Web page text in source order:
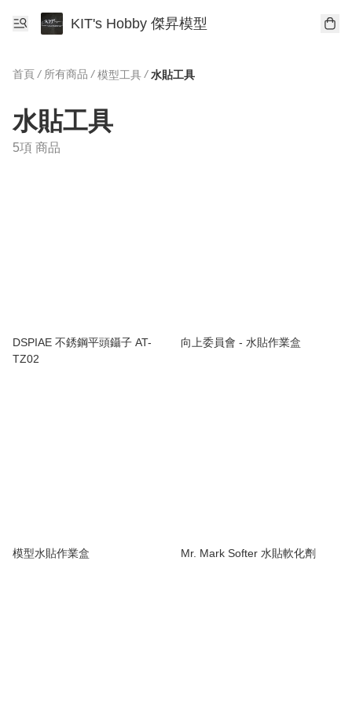
KIT's Hobby 傑昇模型
首頁 / 所有商品 / 模型工具 / 水貼工具
水貼工具
5項 商品
DSPIAE 不銹鋼平頭鑷子 AT-
TZ02
向上委員會 - 水貼作業盒
模型水貼作業盒 Mr. Mark Softer 水貼軟化劑